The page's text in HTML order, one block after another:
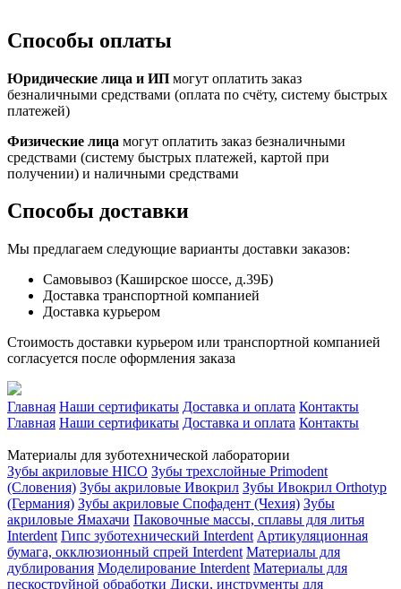
Способы оплаты
Юридические лица и ИП могут оплатить заказ
безналичными средствами (оплата по счёту, систему быстрых
платежей)
Физические лица могут оплатить заказ безналичными
средствами (систему быстрых платежей, картой при
получении) и наличными средствами
Способы доставки
Мы предлагаем следующие варианты доставки заказов:
Самовывоз (Каширское шоссе, д.39Б)
Доставка транспортной компанией
Доставка курьером
Стоимость доставки курьером или транспортной компанией
согласуется после оформления заказа
Главная Наши сертификаты Доставка и оплата Контакты
Главная Наши сертификаты Доставка и оплата Контакты
Материалы для зуботехнической лаборатории
Зубы акриловые HICO Зубы трехслойные Primodent
(Словения) Зубы акриловые Ивокрил Зубы Ивокрил Orthotyp
(Германия) Зубы акриловые Спофадент (Чехия) Зубы
акриловые Ямахачи Паковочные массы, сплавы для литья
Interdent Гипс зуботехнический Interdent Артикуляционная
бумага, окклюзионный спрей Interdent Материалы для
дублирования Моделирование Interdent Материалы для
пескоструйной обработки Диски, инструменты для